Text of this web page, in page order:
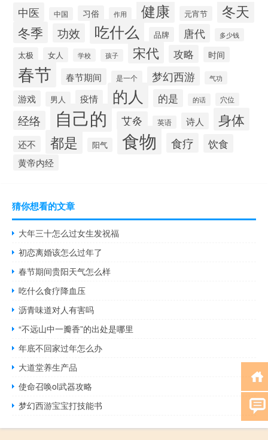
中医 中国 习俗 作用 健康 元宵节 冬天
冬季 功效 吃什么 品牌 唐代 多少钱
太极 女人 学校 孩子 宋代 攻略 时间
春节 春节期间 是一个 梦幻西游 气功
游戏 男人 疫情 的人 的是 的话 穴位
经络 自己的 艾灸 英语 诗人 身体
还不 都是 阳气 食物 食疗 饮食
黄帝内经
猜你想看的文章
大年三十怎么过女生发祝福
初恋离婚该怎么过年了
春节期间贵阳天气怎么样
吃什么食疗降血压
沥青味道对人有害吗
“不远山中一瓣香”的出处是哪里
年底不回家过年怎么办
大道堂养生产品
使命召唤ol武器攻略
梦幻西游宝宝打技能书